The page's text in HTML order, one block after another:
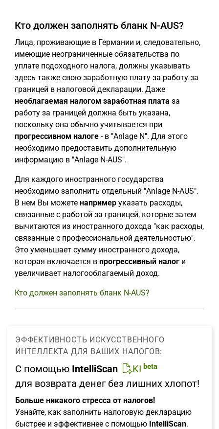
Кто должен заполнять бланк N-AUS?
Лица, проживающие в Германии и, следовательно,
имеющие неограниченные обязательства по
уплате подоходного налога, должны указывать
здесь также свою заработную плату за работу за
границей в налоговой декларации. Даже
необлагаемая налогом заработная плата за
работу за границей должна быть указана,
поскольку она обычно учитывается при
прогрессивном налоге - в "Anlage N". Для этого
необходимо предоставить дополнительную
информацию в "Anlage N-AUS".
Для каждого иностранного государства
необходимо заполнить отдельный "Anlage N-AUS".
В нем Вы можете например указать расходы,
связанные с работой за границей, которые затем
вычитаются из иностранного дохода "как расходы,
связанные с профессиональной деятельностью".
Это уменьшает сумму иностранного дохода,
которая включается в прогрессивный налог и
увеличивает налогооблагаемый доход.
Кто должен заполнять бланк N-AUS?
ЭФФЕКТИВНОСТЬ ИСКУССТВЕННОГО
ИНТЕЛЛЕКТА ДЛЯ ВАШИХ НАЛОГОВ:
С помощью IntelliScan KI beta
для возврата денег без лишних хлопот!
Больше никакого стресса от налогов!
Узнайте, как заполнить налоговую декларацию
быстрее и эффективнее с помощью IntelliScan.